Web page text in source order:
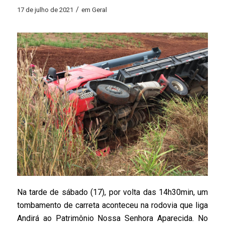
17 de julho de 2021 / em Geral
Na tarde de sábado (17), por volta das 14h30min, um
tombamento de carreta aconteceu na rodovia que liga
Andirá ao Patrimônio Nossa Senhora Aparecida. No